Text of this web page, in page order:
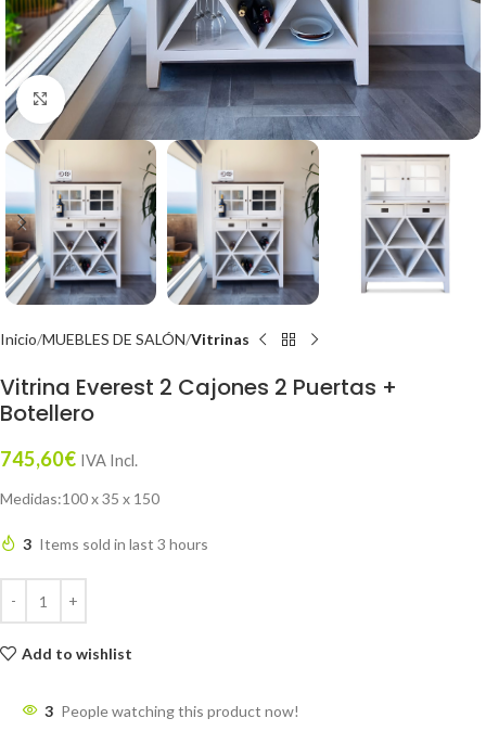
Click to enlarge
Inicio MUEBLES DE SALÓN Vitrinas
Vitrina Everest 2 Cajones 2 Puertas +
Botellero
745,60€ IVA Incl.
Medidas:100 x 35 x 150
3 Items sold in last 3 hours
Add to wishlist
3 People watching this product now!